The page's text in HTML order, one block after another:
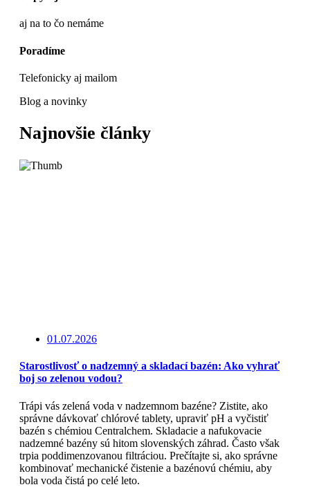
aj na to čo nemáme
Poradíme
Telefonicky aj mailom
Blog a novinky
Najnovšie články
01.07.2026
Starostlivosť o nadzemný a skladací bazén: Ako vyhrať
boj so zelenou vodou?
Trápi vás zelená voda v nadzemnom bazéne? Zistite, ako
správne dávkovať chlórové tablety, upraviť pH a vyčistiť
bazén s chémiou Centralchem. Skladacie a nafukovacie
nadzemné bazény sú hitom slovenských záhrad. Často však
trpia poddimenzovanou filtráciou. Prečítajte si, ako správne
kombinovať mechanické čistenie a bazénovú chémiu, aby
bola voda čistá po celé leto.